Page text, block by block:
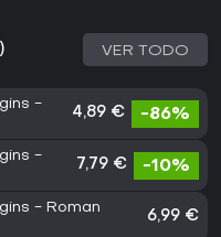
VER TODO
-
4,89 € -86%
-
7,79 € -10%
- Roman
6,99 €